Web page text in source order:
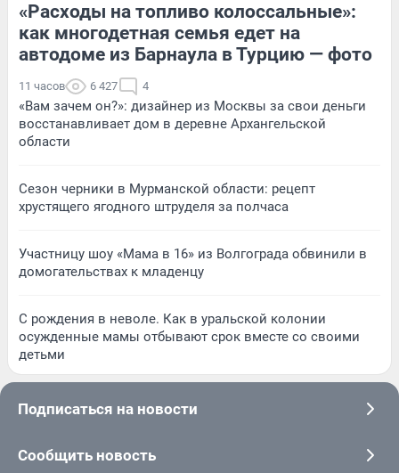
«Расходы на топливо колоссальные»:
как многодетная семья едет на
автодоме из Барнаула в Турцию — фото
11 часов 6 427 4
«Вам зачем он?»: дизайнер из Москвы за свои деньги
восстанавливает дом в деревне Архангельской
области
Сезон черники в Мурманской области: рецепт
хрустящего ягодного штруделя за полчаса
Участницу шоу «Мама в 16» из Волгограда обвинили в
домогательствах к младенцу
С рождения в неволе. Как в уральской колонии
осужденные мамы отбывают срок вместе со своими
детьми
Подписаться на новости
Сообщить новость